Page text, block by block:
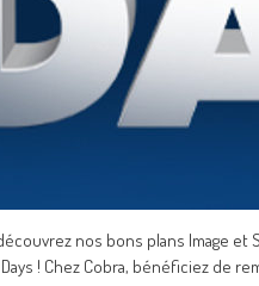
nos bons plans Image
! Chez Cobra, bénéficiez de